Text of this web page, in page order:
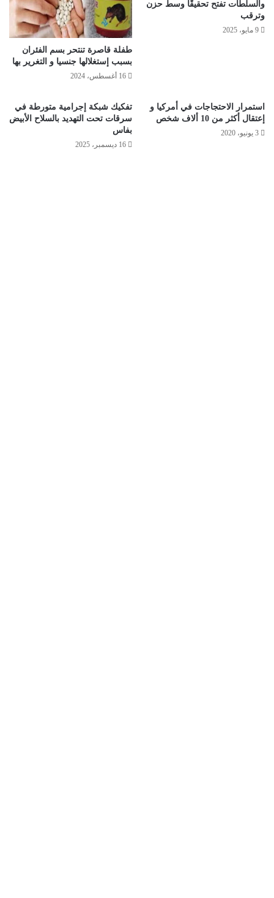
والسلطات تفتح تحقيقًا وسط حزن
وترقب
9 مايو، 2025
طفلة قاصرة تنتحر بسم الفئران
بسبب إستغلالها جنسيا و التغرير بها
16 أغسطس، 2024
استمرار الاحتجاجات في أمركيا و
إعتقال أكثر من 10 ألاف شخص
3 يونيو، 2020
تفكيك شبكة إجرامية متورطة في
سرقات تحت التهديد بالسلاح الأبيض
بفاس
16 ديسمبر، 2025